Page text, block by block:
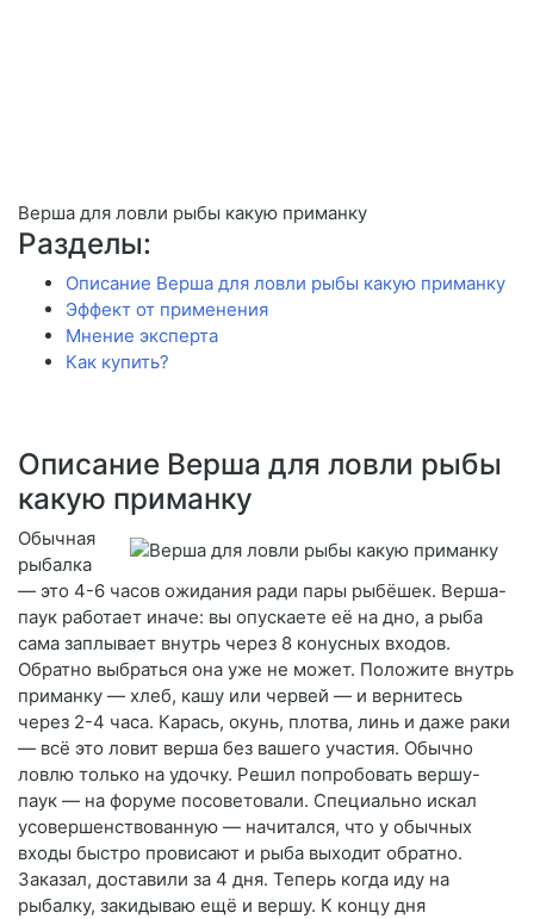
Верша для ловли рыбы какую приманку
Разделы:
Описание Верша для ловли рыбы какую приманку
Эффект от применения
Мнение эксперта
Как купить?
Описание Верша для ловли рыбы
какую приманку
Обычная
рыбалка
— это 4-6 часов ожидания ради пары рыбёшек. Верша-
паук работает иначе: вы опускаете её на дно, а рыба
сама заплывает внутрь через 8 конусных входов.
Обратно выбраться она уже не может. Положите внутрь
приманку — хлеб, кашу или червей — и вернитесь
через 2-4 часа. Карась, окунь, плотва, линь и даже раки
— всё это ловит верша без вашего участия. Обычно
ловлю только на удочку. Решил попробовать вершу-
паук — на форуме посоветовали. Специально искал
усовершенствованную — начитался, что у обычных
входы быстро провисают и рыба выходит обратно.
Заказал, доставили за 4 дня. Теперь когда иду на
рыбалку, закидываю ещё и вершу. К концу дня